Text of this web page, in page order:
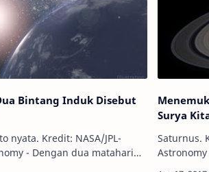
Bintang Induk Disebut
nyata. Kredit: NASA/JPL-
Surya
Saturnus.